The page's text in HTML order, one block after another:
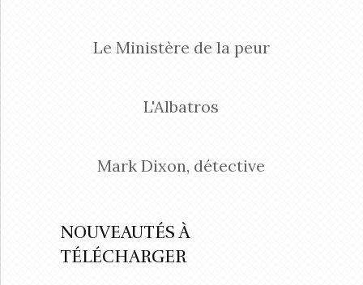
Le Ministère de la peur
L'Albatros
Mark Dixon, détective
NOUVEAUTÉS À
TÉLÉCHARGER